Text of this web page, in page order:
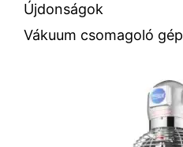
Újdonságok
Vákuum csomagoló gép